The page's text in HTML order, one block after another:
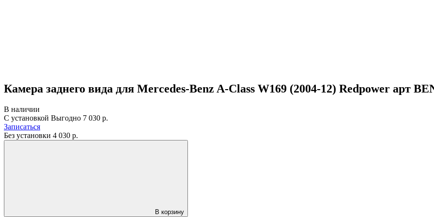
Камера заднего вида для Mercedes-Benz A-Class W169 (2004-12) Redpower арт
В наличии
С установкой Выгодно 7 030 р.
Записаться
Без установки 4 030 р.
В корзину